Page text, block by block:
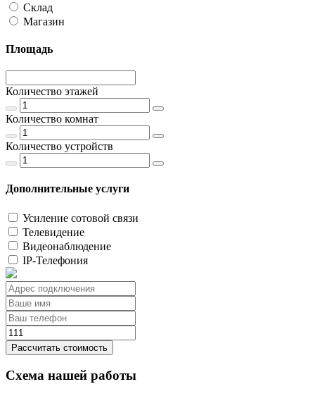
Склад
Магазин
Площадь
Количество этажей
Количество комнат
Количество устройств
Дополнительные услуги
Усиление сотовой связи
Телевидение
Видеонаблюдение
IP-Телефония
Рассчитать стоимость
Схема нашей работы